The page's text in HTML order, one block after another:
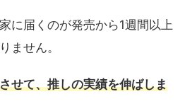
に届くのが発売から1週間以上
ません。
せて、推しの実績を伸ばしま